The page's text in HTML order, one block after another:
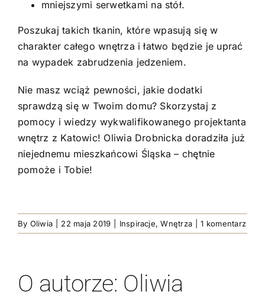
mniejszymi serwetkami na stół.
Poszukaj takich tkanin, które wpasują się w
charakter całego wnętrza i łatwo będzie je uprać
na wypadek zabrudzenia jedzeniem.
Nie masz wciąż pewności, jakie dodatki
sprawdzą się w Twoim domu? Skorzystaj z
pomocy i wiedzy wykwalifikowanego projektanta
wnętrz z Katowic! Oliwia Drobnicka doradziła już
niejednemu mieszkańcowi Śląska – chętnie
pomoże i Tobie!
By Oliwia 22 maja 2019 Inspiracje,Wnętrza 1 komentarz
O autorze: Oliwia